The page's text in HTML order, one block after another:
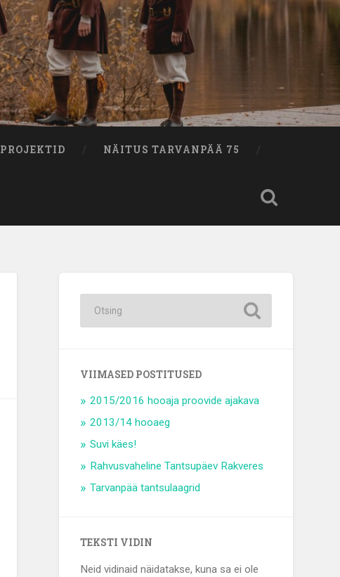
PROJEKTID NÄITUS TARVANPÄÄ 75
VIIMASED POSTITUSED
2015/2016 hooaja proovide ajakava
2013/14 hooaeg
Suvi käes!
Rahvusvaheline Tantsupäev Rakveres
Tarvanpää tantsulaagrid
TEKSTI VIDIN
Neid vidinaid näidatakse, kuna sa ei ole